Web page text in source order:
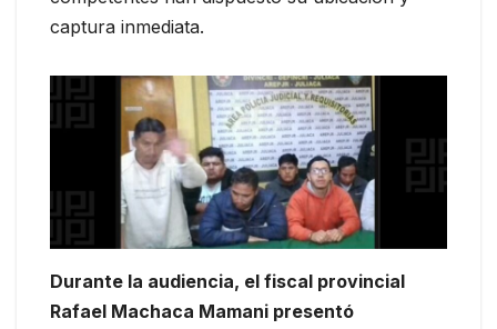
captura inmediata.
Durante la audiencia, el fiscal provincial
Rafael Machaca Mamani presentó